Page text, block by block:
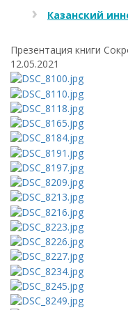
Казанский
Презентация книги
12.05.2021